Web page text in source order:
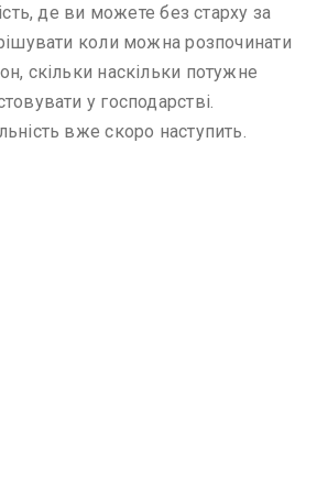
де ви можете без старху за
коли можна розпочинати
скільки наскільки потужне
у господарстві.
вже скоро наступить.